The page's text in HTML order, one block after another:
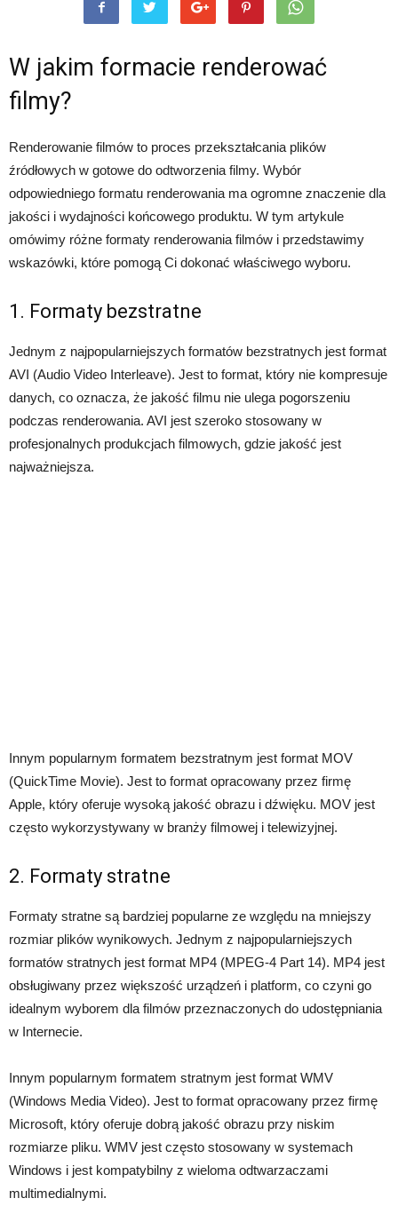
W jakim formacie renderować
filmy?
Renderowanie filmów to proces przekształcania plików
źródłowych w gotowe do odtworzenia filmy. Wybór
odpowiedniego formatu renderowania ma ogromne znaczenie dla
jakości i wydajności końcowego produktu. W tym artykule
omówimy różne formaty renderowania filmów i przedstawimy
wskazówki, które pomogą Ci dokonać właściwego wyboru.
1. Formaty bezstratne
Jednym z najpopularniejszych formatów bezstratnych jest format
AVI (Audio Video Interleave). Jest to format, który nie kompresuje
danych, co oznacza, że jakość filmu nie ulega pogorszeniu
podczas renderowania. AVI jest szeroko stosowany w
profesjonalnych produkcjach filmowych, gdzie jakość jest
najważniejsza.
Innym popularnym formatem bezstratnym jest format MOV
(QuickTime Movie). Jest to format opracowany przez firmę
Apple, który oferuje wysoką jakość obrazu i dźwięku. MOV jest
często wykorzystywany w branży filmowej i telewizyjnej.
2. Formaty stratne
Formaty stratne są bardziej popularne ze względu na mniejszy
rozmiar plików wynikowych. Jednym z najpopularniejszych
formatów stratnych jest format MP4 (MPEG-4 Part 14). MP4 jest
obsługiwany przez większość urządzeń i platform, co czyni go
idealnym wyborem dla filmów przeznaczonych do udostępniania
w Internecie.
Innym popularnym formatem stratnym jest format WMV
(Windows Media Video). Jest to format opracowany przez firmę
Microsoft, który oferuje dobrą jakość obrazu przy niskim
rozmiarze pliku. WMV jest często stosowany w systemach
Windows i jest kompatybilny z wieloma odtwarzaczami
multimedialnymi.